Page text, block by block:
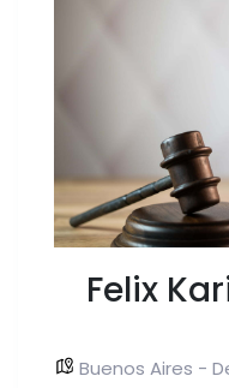
Felix
Buenos Aires -